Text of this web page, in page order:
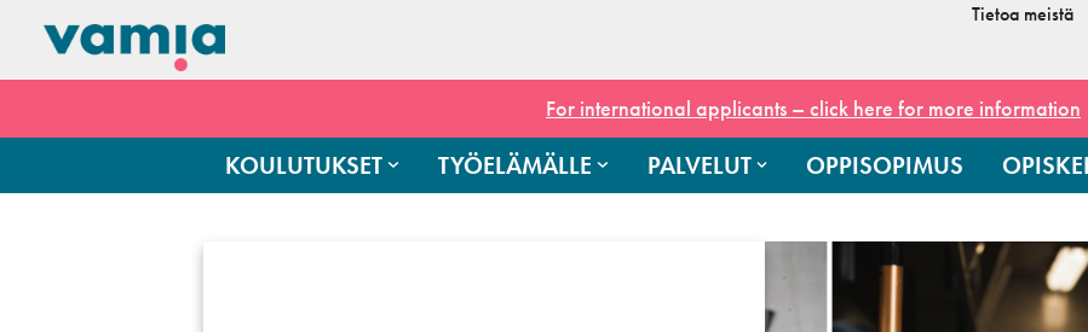
Tietoa meistä
For international applicants – click here for more information
KOULUTUKSET TYÖELÄMÄLLE PALVELUT OPPISOPIMUS